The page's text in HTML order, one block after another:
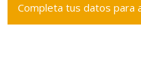
Completa tus datos para